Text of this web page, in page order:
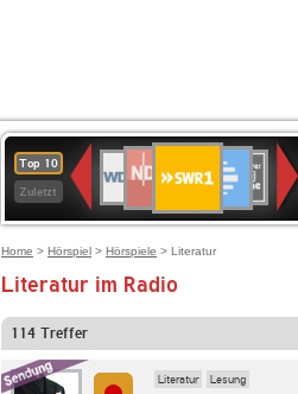
Top 10
Zuletzt
Deutschlandfunk
80er
90er
OLDIE
ANTENNE
SWR3
WDR
4
Deutschlandfunk
Kultur
ANTENNE
BAYERN
BR-
KLASSIK
WDR
2
2
Baden-
Württemberg
Home > Hörspiel > Hörspiele > Literatur
Literatur im Radio
114 Treffer
Literatur Lesung